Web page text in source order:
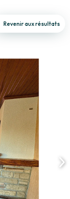
Revenir aux résultats